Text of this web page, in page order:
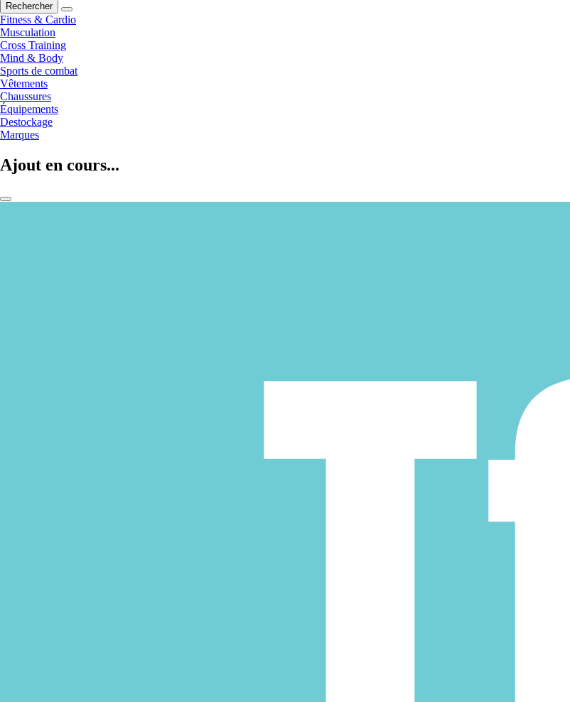
Rechercher
Fitness & Cardio
Musculation
Cross Training
Mind & Body
Sports de combat
Vêtements
Chaussures
Équipements
Destockage
Marques
Ajout en cours...